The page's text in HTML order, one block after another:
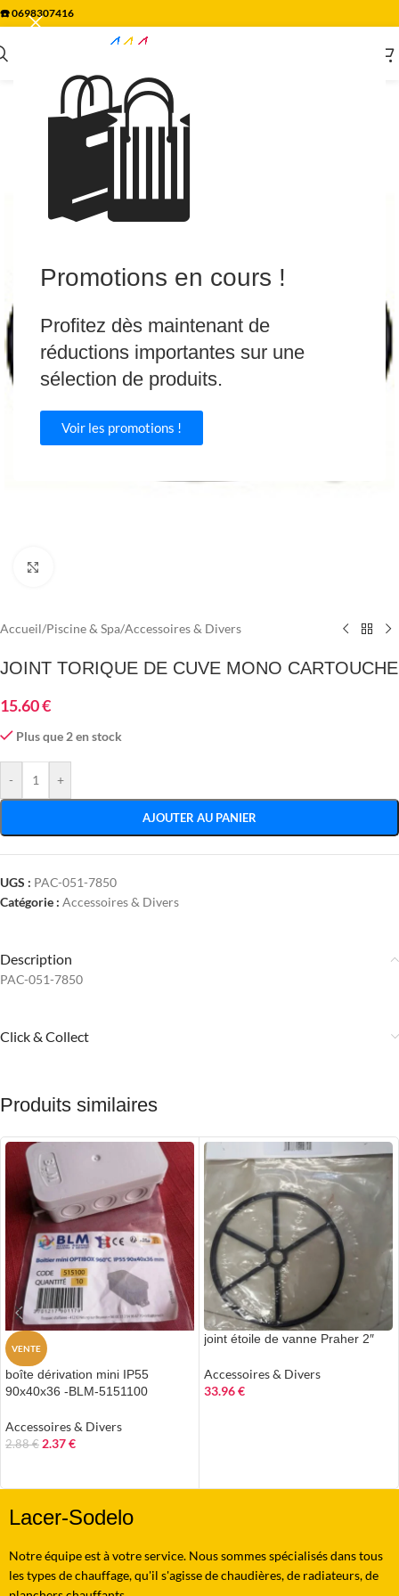
🛍️
Promotions en cours !
Profitez dès maintenant de
réductions importantes sur une
sélection de produits.
Voir les promotions !
☎️0698307416
Accueil/Piscine & Spa/Accessoires & Divers
JOINT TORIQUE DE CUVE MONO CARTOUCHE
15.60€
Plus que 2 en stock
- +
AJOUTER AU PANIER
UGS : PAC-051-7850
Catégorie : Accessoires & Divers
Description
PAC-051-7850
Click & Collect
Produits similaires
VENTE
boîte dérivation mini IP55
90x40x36 -BLM-5151100
Accessoires & Divers
2.88€ 2.37€
joint étoile de vanne Praher 2″
Accessoires & Divers
33.96€
Lacer-Sodelo
Notre équipe est à votre service. Nous sommes spécialisés dans tous
les types de chauffage, qu'il s'agisse de chaudières, de radiateurs, de